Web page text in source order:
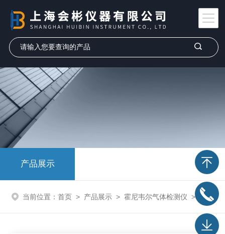
产品展示
当前位置： 首页 > 产品展示 > 霍尼韦尔气体检测仪 > 二氧化硫气体检测仪